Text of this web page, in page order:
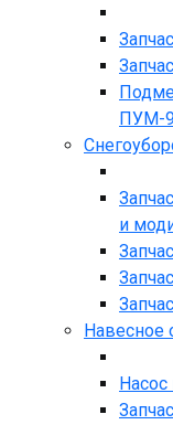
ПУМ-
и
Навесное